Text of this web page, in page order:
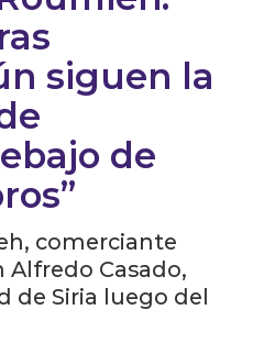
siguen la
de
comerciante
Alfredo Casado,
de Siria luego del